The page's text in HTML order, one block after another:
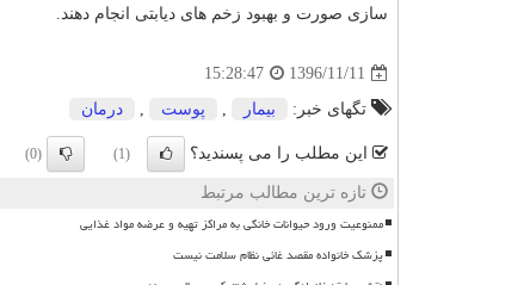
سازی صورت و بهبود زخم های دیابتی انجام دهند.
1396/11/11
15:28:47
تگهای خبر: بیمار , پوست , درمان
این مطلب را می پسندید؟ (1)
(0)
تازه ترین مطالب مرتبط
ممنوعیت ورود حیوانات خانگی به مراکز تهیه و عرضه مواد غذایی
پزشک خانواده مقصد غائی نظام سلامت نیست